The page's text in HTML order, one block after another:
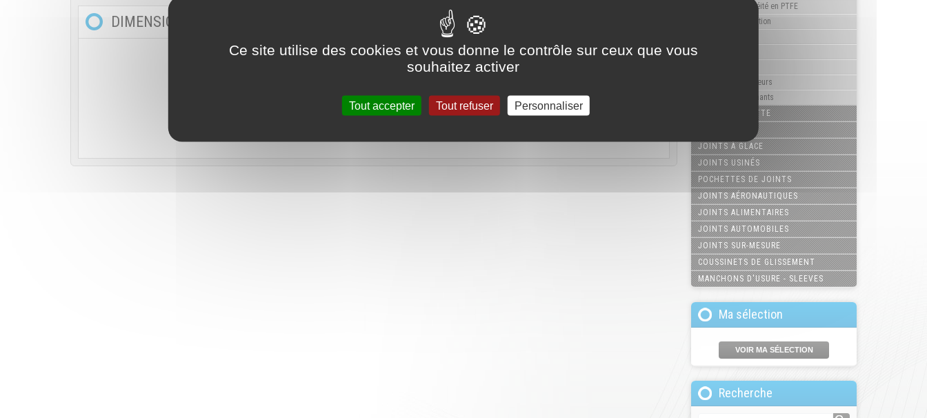
DIMENSIONS Schéma d'implantation
Uniquement sur demande
Bagues d'étanchéité en PTFE
Bagues d'articulation
Bouchons obturateurs
Autres joints tournants
JOINTS CASSETTE
JOINTS À GLACE
JOINTS USINÉS
POCHETTES DE JOINTS
JOINTS AÉRONAUTIQUES
JOINTS ALIMENTAIRES
JOINTS AUTOMOBILES
JOINTS SUR-MESURE
COUSSINETS DE GLISSEMENT
MANCHONS D'USURE - SLEEVES
Ma sélection
VOIR MA SÉLECTION
Recherche
Ce site utilise des cookies et vous donne le contrôle sur ceux que vous
souhaitez activer
Tout accepter Tout refuser Personnaliser